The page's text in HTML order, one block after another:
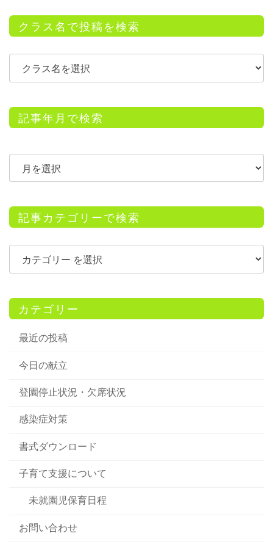
クラス名で投稿を検索
記事年月で検索
記事カテゴリーで検索
カテゴリー
最近の投稿
今日の献立
登園停止状況・欠席状況
感染症対策
書式ダウンロード
子育て支援について
未就園児保育日程
お問い合わせ